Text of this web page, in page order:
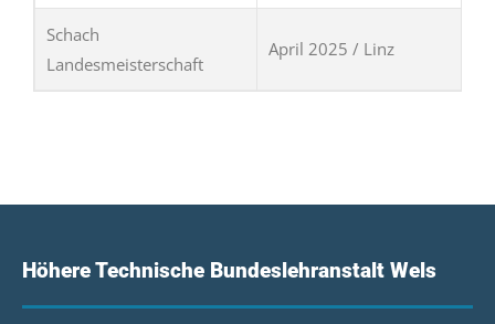
Schach
Landesmeisterschaft
April 2025 / Linz
Höhere Technische Bundeslehranstalt Wels